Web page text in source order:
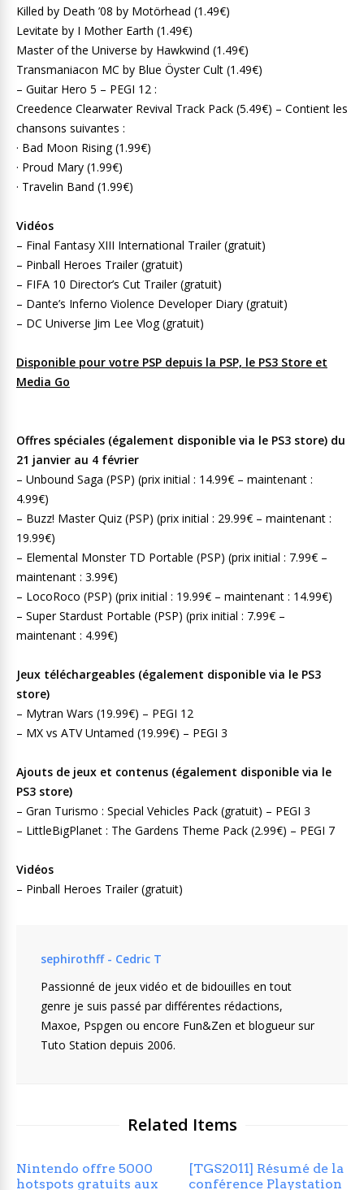
Killed by Death ’08 by Motörhead (1.49€)
Levitate by I Mother Earth (1.49€)
Master of the Universe by Hawkwind (1.49€)
Transmaniacon MC by Blue Öyster Cult (1.49€)
– Guitar Hero 5 – PEGI 12 :
Creedence Clearwater Revival Track Pack (5.49€) – Contient les
chansons suivantes :
· Bad Moon Rising (1.99€)
· Proud Mary (1.99€)
· Travelin Band (1.99€)
Vidéos
– Final Fantasy XIII International Trailer (gratuit)
– Pinball Heroes Trailer (gratuit)
– FIFA 10 Director’s Cut Trailer (gratuit)
– Dante’s Inferno Violence Developer Diary (gratuit)
– DC Universe Jim Lee Vlog (gratuit)
Disponible pour votre PSP depuis la PSP, le PS3 Store et
Media Go
Offres spéciales (également disponible via le PS3 store) du
21 janvier au 4 février
– Unbound Saga (PSP) (prix initial : 14.99€ – maintenant :
4.99€)
– Buzz! Master Quiz (PSP) (prix initial : 29.99€ – maintenant :
19.99€)
– Elemental Monster TD Portable (PSP) (prix initial : 7.99€ –
maintenant : 3.99€)
– LocoRoco (PSP) (prix initial : 19.99€ – maintenant : 14.99€)
– Super Stardust Portable (PSP) (prix initial : 7.99€ –
maintenant : 4.99€)
Jeux téléchargeables (également disponible via le PS3
store)
– Mytran Wars (19.99€) – PEGI 12
– MX vs ATV Untamed (19.99€) – PEGI 3
Ajouts de jeux et contenus (également disponible via le
PS3 store)
– Gran Turismo : Special Vehicles Pack (gratuit) – PEGI 3
– LittleBigPlanet : The Gardens Theme Pack (2.99€) – PEGI 7
Vidéos
– Pinball Heroes Trailer (gratuit)
sephirothff - Cedric T
Passionné de jeux vidéo et de bidouilles en tout
genre je suis passé par différentes rédactions,
Maxoe, Pspgen ou encore Fun&Zen et blogueur sur
Tuto Station depuis 2006.
Related Items
Nintendo offre 5000
hotspots gratuits aux
[TGS2011] Résumé de la
conférence Playstation